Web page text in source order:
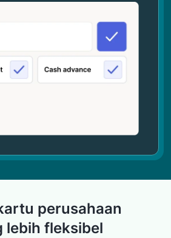
perusahaan
lebih fleksibel